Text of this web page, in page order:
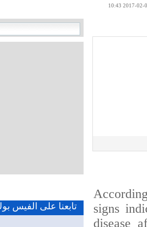
2017-02-
signs
تابعنا على الفيس بوك